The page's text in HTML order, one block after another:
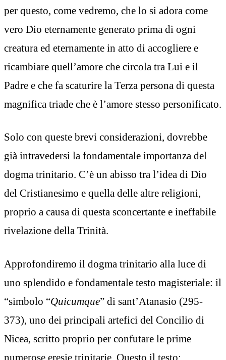
per questo, come vedremo, che lo si adora come
vero Dio eternamente generato prima di ogni
creatura ed eternamente in atto di accogliere e
ricambiare quell’amore che circola tra Lui e il
Padre e che fa scaturire la Terza persona di questa
magnifica triade che è l’amore stesso personificato.
Solo con queste brevi considerazioni, dovrebbe
già intravedersi la fondamentale importanza del
dogma trinitario. C’è un abisso tra l’idea di Dio
del Cristianesimo e quella delle altre religioni,
proprio a causa di questa sconcertante e ineffabile
rivelazione della Trinità.
Approfondiremo il dogma trinitario alla luce di
uno splendido e fondamentale testo magisteriale: il
“simbolo “Quicumque” di sant’Atanasio (295-
373), uno dei principali artefici del Concilio di
Nicea, scritto proprio per confutare le prime
numerose eresie trinitarie. Questo il testo: